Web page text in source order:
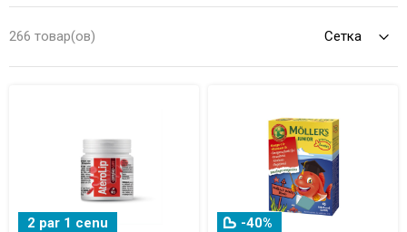
266 товар(ов)
2 par 1 cenu -40%